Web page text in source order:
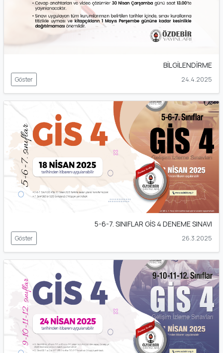
BİLGİLENDİRME
Göster 24.4.2025
5-6-7. SINIFLAR GİS 4 DENEME SINAVI
Göster 26.3.2025